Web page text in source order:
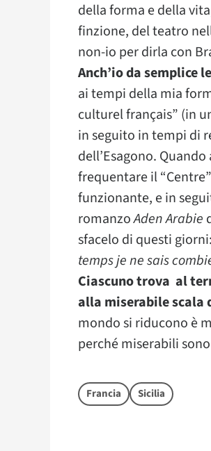
della forma e della
finzione, del teatro
non-io per dirla con
Anch’io da semplice
ai tempi della mia
culturel français” (in
in seguito in tempi di
dell’Esagono.
frequentare il
funzionante, e in
romanzoAden Arabie
sfacelo di questi
temps je ne sais
Ciascuno trova al
alla miserabile scala
mondo si riducono è
perché miserabili
Francia Sicilia